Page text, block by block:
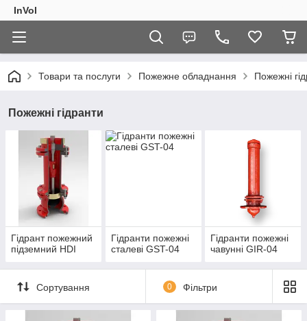
InVol
Товари та послуги Пожежне обладнання Пожежні
Пожежні гідранти
Гідрант пожежний
підземний HDI
Гідранти пожежні
сталеві GST-04
Гідранти пожежні
чавунні GIR-04
Сортування 0 Фільтри